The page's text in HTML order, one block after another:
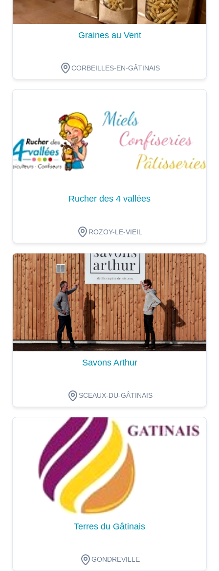
Graines au Vent
CORBEILLES-EN-GÂTINAIS
Rucher des 4 vallées
ROZOY-LE-VIEIL
Dégustation
Savons Arthur
SCEAUX-DU-GÂTINAIS
Dégustation
Terres du Gâtinais
GONDREVILLE